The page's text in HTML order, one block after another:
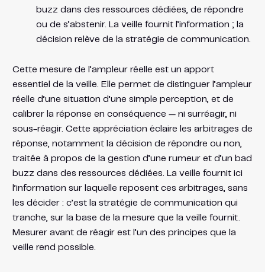
buzz dans des ressources dédiées, de répondre
ou de s’abstenir. La veille fournit l’information ; la
décision relève de la stratégie de communication.
Cette mesure de l’ampleur réelle est un apport
essentiel de la veille. Elle permet de distinguer l’ampleur
réelle d’une situation d’une simple perception, et de
calibrer la réponse en conséquence — ni surréagir, ni
sous-réagir. Cette appréciation éclaire les arbitrages de
réponse, notamment la décision de répondre ou non,
traitée à propos de la gestion d’une rumeur et d’un bad
buzz dans des ressources dédiées. La veille fournit ici
l’information sur laquelle reposent ces arbitrages, sans
les décider : c’est la stratégie de communication qui
tranche, sur la base de la mesure que la veille fournit.
Mesurer avant de réagir est l’un des principes que la
veille rend possible.